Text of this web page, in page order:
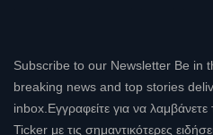
Subscribe to our Newsletter Be in
breaking news and top stories
inbox.Εγγραφείτε για να
Ticker με τις σημαντικότερες